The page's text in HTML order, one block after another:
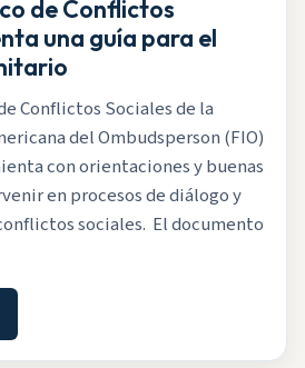
de Conflictos
una guía para el
Conflictos Sociales de la
del Ombudsperson (FIO)
con orientaciones y buenas
en procesos de diálogo y
sociales. El documento